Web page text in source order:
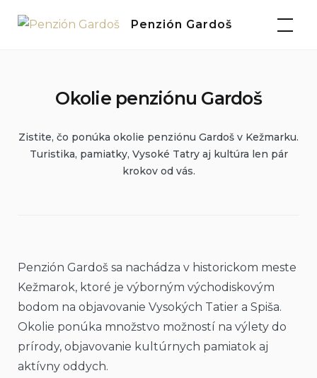
Penzión Gardoš
Okolie penziónu Gardoš
Zistite, čo ponúka okolie penziónu Gardoš v Kežmarku.
Turistika, pamiatky, Vysoké Tatry aj kultúra len pár
krokov od vás.
Penzión Gardoš sa nachádza v historickom meste
Kežmarok, ktoré je výborným východiskovým
bodom na objavovanie Vysokých Tatier a Spiša.
Okolie ponúka množstvo možností na výlety do
prírody, objavovanie kultúrnych pamiatok aj
aktívny oddych.